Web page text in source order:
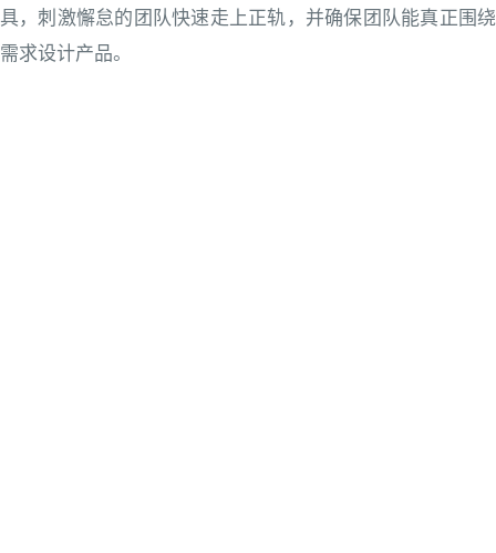
具，刺激懈怠的团队快速走上正轨，并确保团队能真正围绕
需求设计产品。